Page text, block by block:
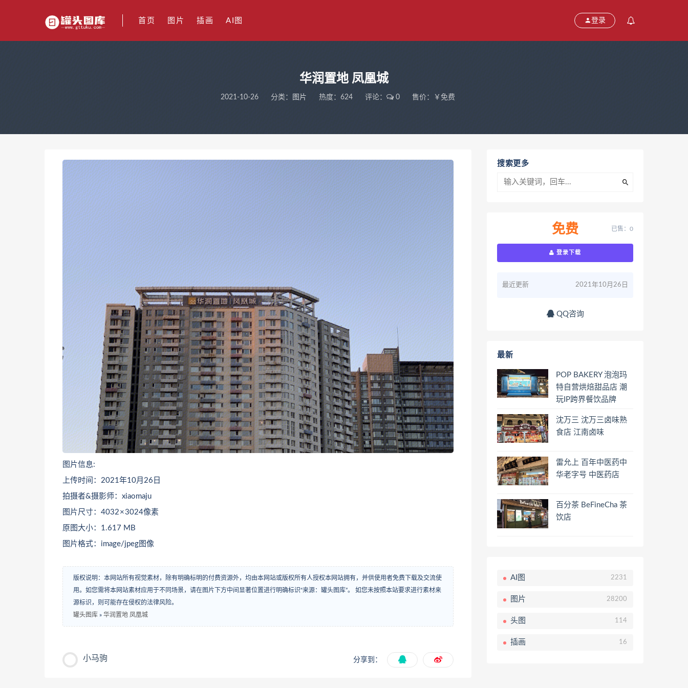
首页 图片 插画 AI图 登录
华润置地 凤凰城
2021-10-26 分类： 图片 热度：624 评论： 0 售价：￥免费
图片信息:
上传时间：2021年10月26日
拍摄者&摄影师：xiaomaju
图片尺寸：4032 × 3024像素
原图大小：1.617 MB
图片格式：image/jpeg图像
版权说明：本网站所有视觉素材，除有明确标明的付费资源外，均由本网站或版权所有人授权本网站拥有，并供使用者免费下载及交流使
用。如您需将本网站素材应用于不同场景，请在图片下方中间显著位置进行明确标识“来源：罐头图库”。 如您未按照本站要求进行素材来
源标识，则可能存在侵权的法律风险。
罐头图库 » 华润置地 凤凰城
小马驹 分享到：
搜索更多
免费 已售：0
登录下载
最近更新 2021年10月26日
QQ咨询
最新
POP BAKERY 泡泡玛
特自营烘焙甜品店 潮
玩IP跨界餐饮品牌
沈万三 沈万三卤味熟
食店 江南卤味
雷允上 百年中医药中
华老字号 中医药店
百分茶 BeFineCha 茶
饮店
AI图 2231
图片 28200
头图 114
插画 16